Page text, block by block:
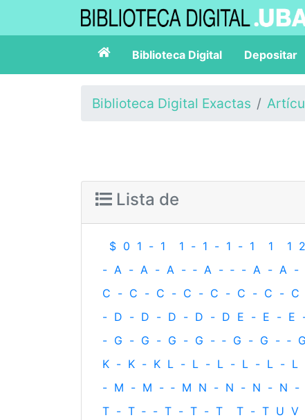
Biblioteca Digital Depositar
Biblioteca Digital Exactas
Lista de
$ 0 1 - 1 1 - 1 - 1 - 1 1 1 2
- A - A - A - ‐ A - ‐ - A - A -
C - C - C - C - C - C - C - C
- D - D - D - D - D E - E - E
- G - G - G - G - ‐ G - G - ‐ G
K - K - K L - L - L - L - L - L
- M - M - ‐ M N - N - N - N -
T - T ‐ - T - T - T T - T U V